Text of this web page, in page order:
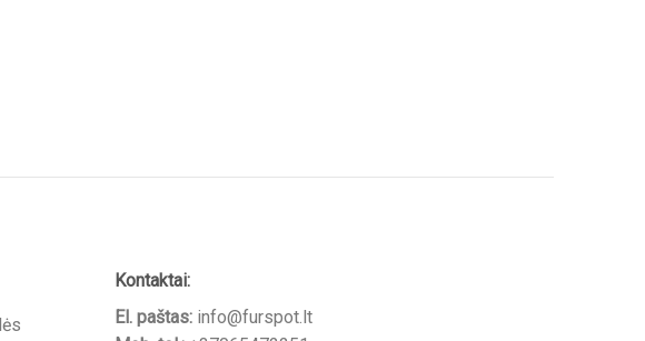
Kontaktai:
El. paštas: info@furspot.lt